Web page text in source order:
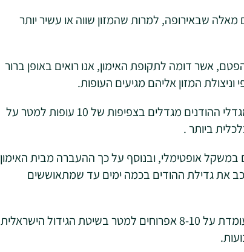
שבאירופה, למרות שהמזון שווה או עשיר יותר
אשר דומה לתקופת האימון, אנו רואים באופן ברור
המזון אליהם מגיעים העופות.
שיטת העבודה בישראל גורמת לכך שמגדלי ההודנים מגדלים בצפיפות של 10 עופות למטר על
ביותר .
במשקל אופטימלי, ובנוסף על כך ההעברה מבית האימון
את גדילת ההודים בכמה ימים עד שמתאוששים
המלצת חברת הטיפוח לאימון הודנים עומדת על 8-10 אפרוחים למטר בשיטת הגידול הישראלית